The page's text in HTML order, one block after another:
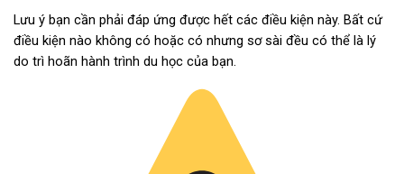
Lưu ý bạn cần phải đáp ứng được hết các điều kiện này. Bất cứ
điều kiện nào không có hoặc có nhưng sơ sài đều có thể là lý
do trì hoãn hành trình du học của bạn.